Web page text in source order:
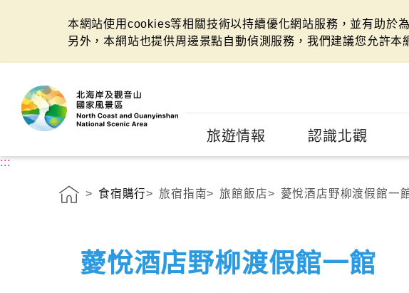
本網站使用cookies等相關技術以持續優化網站服務，並有助於
另外，本網站也提供周邊景點自動偵測服務，我們建議您允許
旅遊情報 認識北觀
:::
食宿購行 旅宿指南 旅館飯店 薆悅酒店野柳渡假館一
薆悅酒店野柳渡假館一館